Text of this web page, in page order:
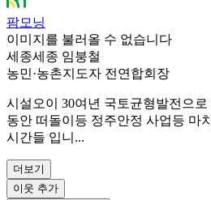
팜모닝
이미지를 불러올 수 없습니다
세종세종 임붕철
농민·농촌지도자 전연합회장
시설오이 30여년 국토균형발전으
동안 떠돌이등 정주안정 사업등 마
시간들 입니...
더보기
이웃 추가